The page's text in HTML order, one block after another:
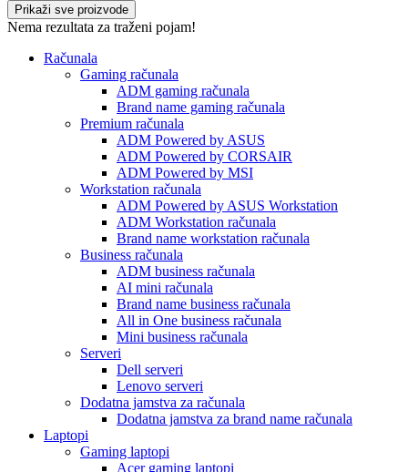
Prikaži sve proizvode
Nema rezultata za traženi pojam!
Računala
Gaming računala
ADM gaming računala
Brand name gaming računala
Premium računala
ADM Powered by ASUS
ADM Powered by CORSAIR
ADM Powered by MSI
Workstation računala
ADM Powered by ASUS Workstation
ADM Workstation računala
Brand name workstation računala
Business računala
ADM business računala
AI mini računala
Brand name business računala
All in One business računala
Mini business računala
Serveri
Dell serveri
Lenovo serveri
Dodatna jamstva za računala
Dodatna jamstva za brand name računala
Laptopi
Gaming laptopi
Acer gaming laptopi